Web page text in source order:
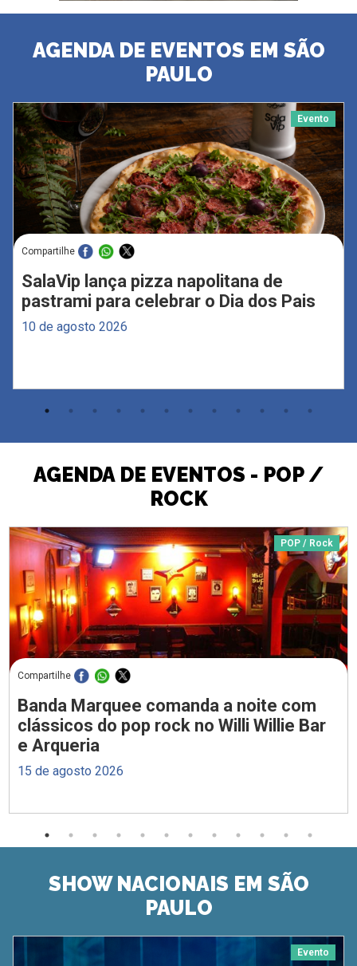
AGENDA DE EVENTOS EM SÃO
PAULO
Evento
Compartilhe
SalaVip lança pizza napolitana de
pastrami para celebrar o Dia dos Pais
10 de agosto 2026
AGENDA DE EVENTOS - POP /
ROCK
POP / Rock
Compartilhe
Banda Marquee comanda a noite com
clássicos do pop rock no Willi Willie Bar
e Arqueria
15 de agosto 2026
SHOW NACIONAIS EM SÃO
PAULO
Evento